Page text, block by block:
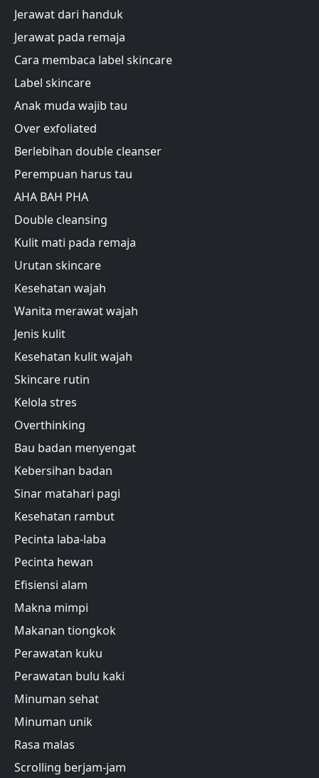
Jerawat dari handuk
Jerawat pada remaja
Cara membaca label skincare
Label skincare
Anak muda wajib tau
Over exfoliated
Berlebihan double cleanser
Perempuan harus tau
AHA BAH PHA
Double cleansing
Kulit mati pada remaja
Urutan skincare
Kesehatan wajah
Wanita merawat wajah
Jenis kulit
Kesehatan kulit wajah
Skincare rutin
Kelola stres
Overthinking
Bau badan menyengat
Kebersihan badan
Sinar matahari pagi
Kesehatan rambut
Pecinta laba-laba
Pecinta hewan
Efisiensi alam
Makna mimpi
Makanan tiongkok
Perawatan kuku
Perawatan bulu kaki
Minuman sehat
Minuman unik
Rasa malas
Scrolling berjam-jam